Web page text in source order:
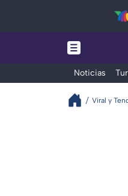
Noticias
Viral y